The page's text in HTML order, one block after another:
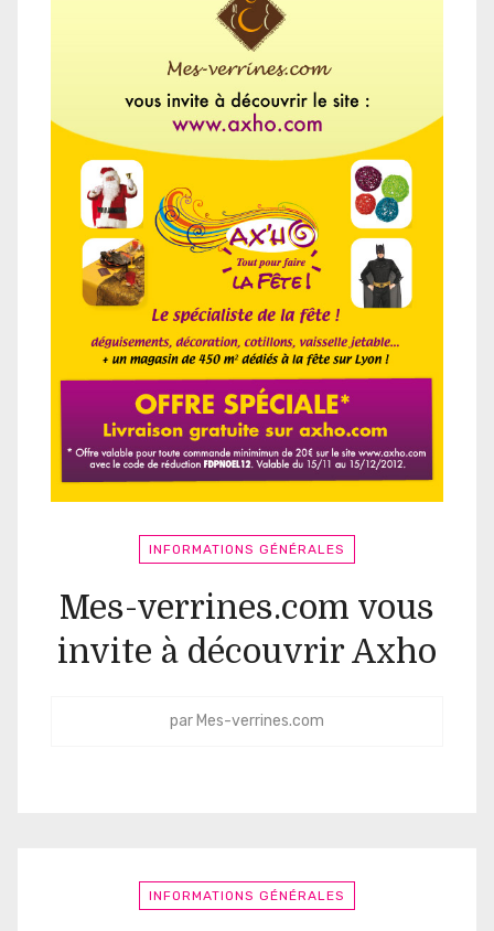
INFORMATIONS GÉNÉRALES
Mes-verrines.com vous
invite à découvrir Axho
parMes-verrines.com
INFORMATIONS GÉNÉRALES